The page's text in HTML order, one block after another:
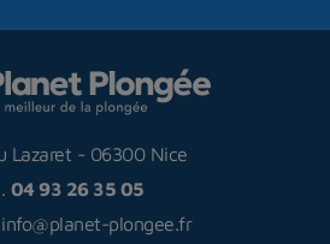
Lazaret - 06300 Nice
04 93 26 35 05
info@planet-plongee.fr